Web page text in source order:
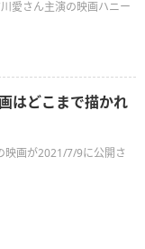
愛さん主演の映画ハニー
はどこまで描かれ
映画が2021/7/9に公開さ